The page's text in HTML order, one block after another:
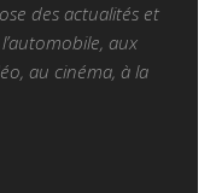
des actualités et
aux
au cinéma, à la